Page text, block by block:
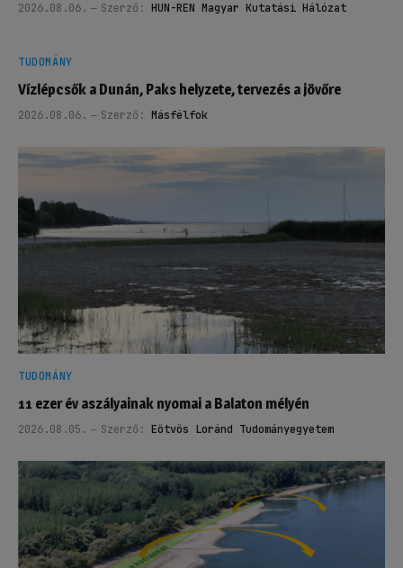
2026.08.06. Szerző: HUN-REN Magyar Kutatási Hálózat
TUDOMÁNY
Vízlépcsők a Dunán, Paks helyzete, tervezés a jövőre
2026.08.06. Szerző: Másfélfok
TUDOMÁNY
11 ezer év aszályainak nyomai a Balaton mélyén
2026.08.05. Szerző: Eötvös Loránd Tudományegyetem